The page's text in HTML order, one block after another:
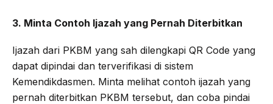
3. Minta Contoh Ijazah yang Pernah Diterbitkan
Ijazah dari PKBM yang sah dilengkapi QR Code yang
dapat dipindai dan terverifikasi di sistem
Kemendikdasmen. Minta melihat contoh ijazah yang
pernah diterbitkan PKBM tersebut, dan coba pindai